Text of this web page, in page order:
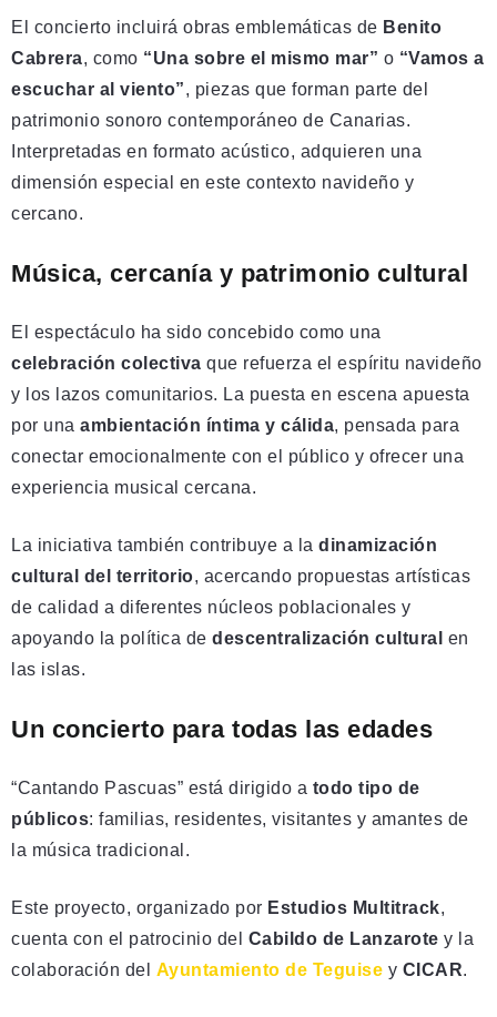
El concierto incluirá obras emblemáticas de Benito
Cabrera, como “Una sobre el mismo mar” o “Vamos a
escuchar al viento”, piezas que forman parte del
patrimonio sonoro contemporáneo de Canarias.
Interpretadas en formato acústico, adquieren una
dimensión especial en este contexto navideño y
cercano.
Música, cercanía y patrimonio cultural
El espectáculo ha sido concebido como una
celebración colectiva que refuerza el espíritu navideño
y los lazos comunitarios. La puesta en escena apuesta
por una ambientación íntima y cálida, pensada para
conectar emocionalmente con el público y ofrecer una
experiencia musical cercana.
La iniciativa también contribuye a la dinamización
cultural del territorio, acercando propuestas artísticas
de calidad a diferentes núcleos poblacionales y
apoyando la política de descentralización cultural en
las islas.
Un concierto para todas las edades
“Cantando Pascuas” está dirigido a todo tipo de
públicos: familias, residentes, visitantes y amantes de
la música tradicional.
Este proyecto, organizado por Estudios Multitrack,
cuenta con el patrocinio del Cabildo de Lanzarote y la
colaboración del Ayuntamiento de Teguise y CICAR.